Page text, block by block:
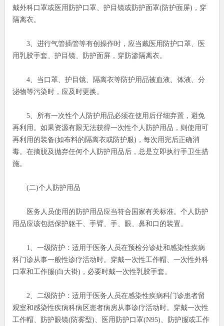
戴外科口罩或医用防护口罩、护目镜或防护面罩(防护面屏)，穿
隔离衣。
3、进行气管插管等有创操作时，应当戴医用防护口罩、医
用乳胶手套、护目镜、防护面屏，穿防渗隔离衣。
4、当口罩、护目镜、隔离衣等防护用品被血液、体液、分
泌物等污染时，应及时更换。
5、所有一次性个人防护用品必须在使用后仔细弃置，避免
再利用。如果资源有限无法获得一次性个人防护用品，则使用可
再利用的装备(如布料的隔离衣或防护服)，每次用完后正确消
毒。在摘脱及抛弃任何个人防护用品后，总是立即执行手卫生措
施。
(二)个人防护用品
医务人员使用的防护用品应当符合国家有关标准。个人防护
用品应该包括保护躯干、手臂、手、眼、鼻和口的装置。
1、一级防护：适用于医务人员在预检分诊处和感染性疾病
科门诊从事一般性诊疗活动时。穿戴一次性工作帽、一次性外科
口罩和工作服(白大褂)，必要时戴一次性乳胶手套。
2、二级防护：适用于医务人员在感染性疾病科门诊患者留
观室和感染性疾病科病区患者病房从事诊疗活动时。穿戴一次性
工作帽、防护眼镜(防雾型)、医用防护口罩(N95)、防护服或工作